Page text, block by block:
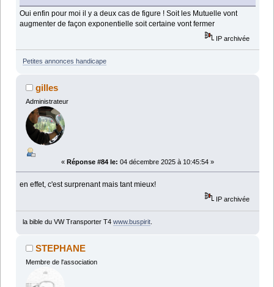
Oui enfin pour moi il y a deux cas de figure ! Soit les Mutuelle vont
augmenter de façon exponentielle soit certaine vont fermer
IP archivée
Petites annonces handicape
gilles
Administrateur
« Réponse #84 le: 04 décembre 2025 à 10:45:54 »
en effet, c'est surprenant mais tant mieux!
IP archivée
la bible du VW Transporter T4 www.buspirit.
STEPHANE
Membre de l'association